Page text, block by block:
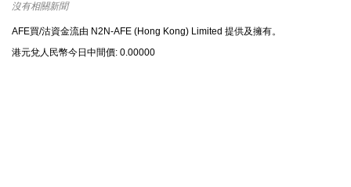
沒有相關新聞
AFE買/沽資金流由 N2N-AFE (Hong Kong) Limited 提供及擁有。
港元兌⼈⺠幣今⽇中間價: 0.00000